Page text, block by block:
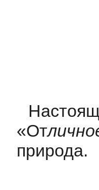
«От
природа.